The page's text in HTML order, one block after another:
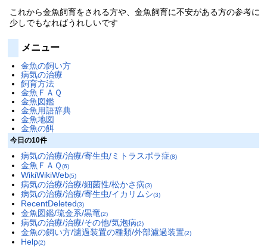
これから金魚飼育をされる方や、金魚飼育に不安がある方の参考に
少しでもなればうれしいです
メニュー
金魚の飼い方
病気の治療
飼育方法
金魚ＦＡＱ
金魚図鑑
金魚用語辞典
金魚地図
金魚の餌
今日の10件
病気の治療/治療/寄生虫/ミトラスポラ症(8)
金魚ＦＡＱ(6)
WikiWikiWeb(5)
病気の治療/治療/細菌性/松かさ病(3)
病気の治療/治療/寄生虫/イカリムシ(3)
RecentDeleted(3)
金魚図鑑/琉金系/黒竜(2)
病気の治療/治療/その他/気泡病(2)
金魚の飼い方/濾過装置の種類/外部濾過装置(2)
Help(2)